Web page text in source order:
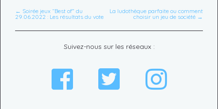
← Soirée jeux “Best of” du
29.06.2022 : Les résultats du vote
La ludothèque parfaite ou comment
choisir un jeu de société →
Suivez-nous sur les réseaux :